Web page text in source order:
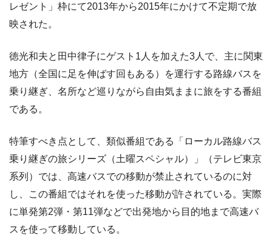
レゼント」枠にて2013年から2015年にかけて不定期で放
映された。
徳光和夫と田中律子にゲスト1人を加えた3人で、主に関東
地方（全国に足を伸ばす回もある）を運行する路線バスを
乗り継ぎ、名所など巡りながら自由気ままに旅をする番組
である。
特筆すべき点として、類似番組である「ローカル路線バス
乗り継ぎの旅シリーズ（土曜スペシャル）」（テレビ東京
系列）では、高速バスでの移動が禁止されているのに対
し、この番組ではそれを使った移動が許されている。実際
に単発第2弾・第11弾などで出発地から目的地まで高速バ
スを使って移動している。